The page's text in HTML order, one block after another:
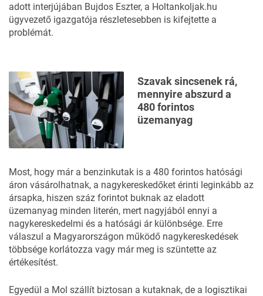
adott interjújában Bujdos Eszter, a Holtankoljak.hu
ügyvezető igazgatója részletesebben is kifejtette a
problémát.
Szavak sincsenek rá,
mennyire abszurd a
480 forintos
üzemanyag
Most, hogy már a benzinkutak is a 480 forintos hatósági
áron vásárolhatnak, a nagykereskedőket érinti leginkább az
ársapka, hiszen száz forintot buknak az eladott
üzemanyag minden literén, mert nagyjából ennyi a
nagykereskedelmi és a hatósági ár különbsége. Erre
válaszul a Magyarországon működő nagykereskedések
többsége korlátozza vagy már meg is szüntette az
értékesítést.
Egyedül a Mol szállít biztosan a kutaknak, de a logisztikai